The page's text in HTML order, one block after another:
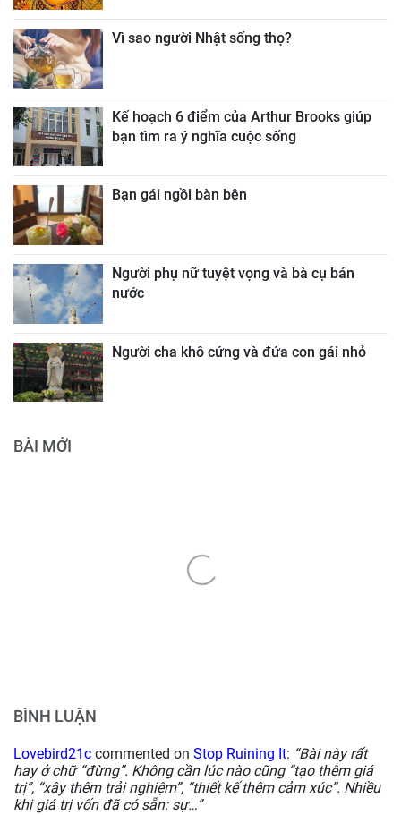
Vì sao người Nhật sống thọ?
Kế hoạch 6 điểm của Arthur Brooks giúp
bạn tìm ra ý nghĩa cuộc sống
Bạn gái ngồi bàn bên
Người phụ nữ tuyệt vọng và bà cụ bán
nước
Người cha khô cứng và đứa con gái nhỏ
BÀI MỚI
BÌNH LUẬN
Lovebird21c commented on Stop Ruining It: “Bài này rất
hay ở chữ “đừng”. Không cần lúc nào cũng “tạo thêm giá
trị”, “xây thêm trải nghiệm”, “thiết kế thêm cảm xúc”. Nhiều
khi giá trị vốn đã có sẵn: sự…”